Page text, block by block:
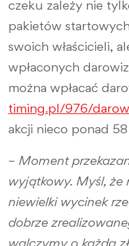
czeku zależy nie
pakietów
swoich właścicieli,
wpłaconych
można wpłacać
timing.pl/976/
akcji nieco ponad 58
– Moment
wyjątkowy. Myśl, że
niewielki wycinek
dobrze